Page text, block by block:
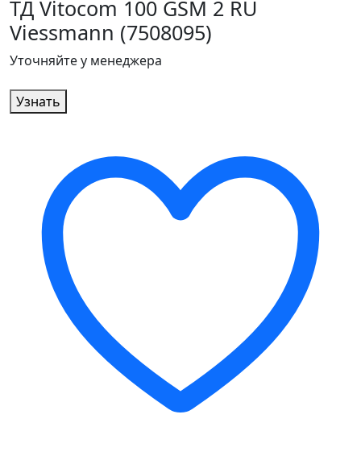
ТД Vitocom 100 GSM 2 RU
Viessmann (7508095)
Уточняйте у менеджера
Узнать